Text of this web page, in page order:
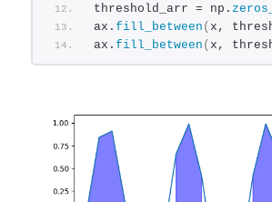
threshold_arr = np.
ax.fill_between ( x,
ax.fill_between ( x,